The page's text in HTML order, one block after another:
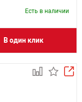
Есть в наличии
В один клик